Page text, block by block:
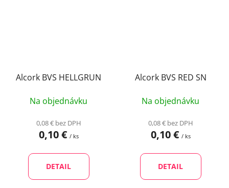
Alcork BVS HELLGRUN
Na objednávku
0,08 € bez DPH
0,10 € / ks
DETAIL
Alcork BVS RED SN
Na objednávku
0,08 € bez DPH
0,10 € / ks
DETAIL